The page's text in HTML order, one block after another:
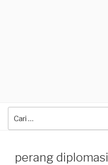
perang diplomasi